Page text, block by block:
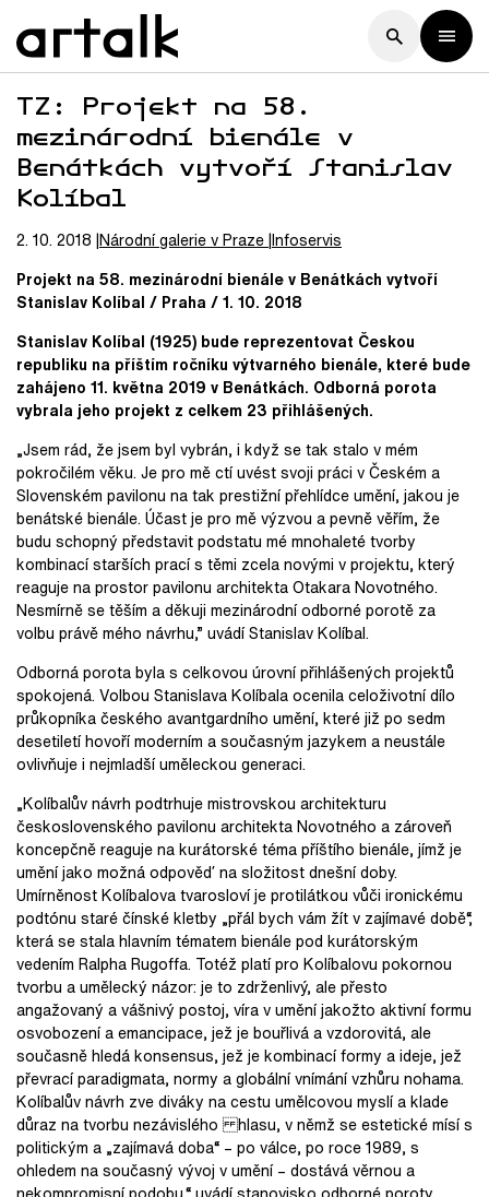
TZ: Projekt na 58.
mezinárodní bienále v
Benátkách vytvoří Stanislav
Kolíbal
2. 10. 2018 Národní galerie v Praze Infoservis
Projekt na 58. mezinárodní bienále v Benátkách vytvoří
Stanislav Kolíbal / Praha / 1. 10. 2018
Stanislav Kolíbal (1925) bude reprezentovat Českou
republiku na příštím ročníku výtvarného bienále, které bude
zahájeno 11. května 2019 v Benátkách. Odborná porota
vybrala jeho projekt z celkem 23 přihlášených.
„Jsem rád, že jsem byl vybrán, i když se tak stalo v mém
pokročilém věku. Je pro mě ctí uvést svoji práci v Českém a
Slovenském pavilonu na tak prestižní přehlídce umění, jakou je
benátské bienále. Účast je pro mě výzvou a pevně věřím, že
budu schopný představit podstatu mé mnohaleté tvorby
kombinací starších prací s těmi zcela novými v projektu, který
reaguje na prostor pavilonu architekta Otakara Novotného.
Nesmírně se těším a děkuji mezinárodní odborné porotě za
volbu právě mého návrhu,” uvádí Stanislav Kolíbal.
Odborná porota byla s celkovou úrovní přihlášených projektů
spokojená. Volbou Stanislava Kolíbala ocenila celoživotní dílo
průkopníka českého avantgardního umění, které již po sedm
desetiletí hovoří moderním a současným jazykem a neustále
ovlivňuje i nejmladší uměleckou generaci.
„Kolíbalův návrh podtrhuje mistrovskou architekturu
československého pavilonu architekta Novotného a zároveň
koncepčně reaguje na kurátorské téma příštího bienále, jímž je
umění jako možná odpověď na složitost dnešní doby.
Umírněnost Kolíbalova tvarosloví je protilátkou vůči ironickému
podtónu staré čínské kletby „přál bych vám žít v zajímavé době“,
která se stala hlavním tématem bienále pod kurátorským
vedením Ralpha Rugoffa. Totéž platí pro Kolíbalovu pokornou
tvorbu a umělecký názor: je to zdrženlivý, ale přesto
angažovaný a vášnivý postoj, víra v umění jakožto aktivní formu
osvobození a emancipace, jež je bouřlivá a vzdorovitá, ale
současně hledá konsensus, jež je kombinací formy a ideje, jež
převrací paradigmata, normy a globální vnímání vzhůru nohama.
Kolíbalův návrh zve diváky na cestu umělcovou myslí a klade
důraz na tvorbu nezávislého hlasu, v němž se estetické mísí s
politickým a „zajímavá doba“ – po válce, po roce 1989, s
ohledem na současný vývoj v umění – dostává věrnou a